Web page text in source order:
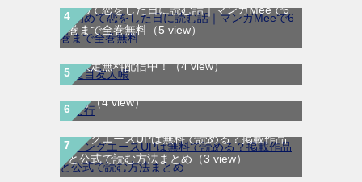
初めて恋をした日に読む話｜マンガMeeで6
巻まで全巻無料 （5 view）
夏目友人帳｜最新刊30巻！マンガParkで期
間限定無料配信中！（4 view）
ま行（4 view）
ヤングエースUPは無料で読める？掲載作品
と公式で読む方法まとめ （3 view）
鬼獄の夜｜全14巻完結！最終話まで全話無
料で読める公式マンガアプリ＿マンガ